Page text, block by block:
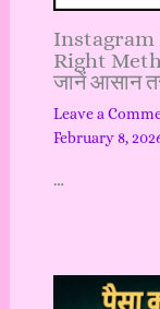
Instagram
Right
जानें आसान
Leave a
February 8,
…